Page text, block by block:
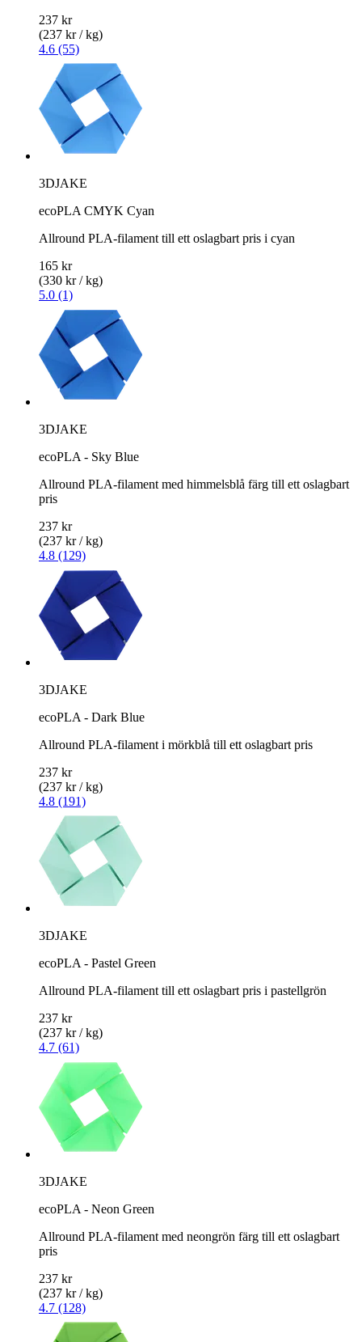
237 kr
(237 kr / kg)
4.6 (55)
3DJAKE
ecoPLA CMYK Cyan
Allround PLA-filament till ett oslagbart pris i cyan
165 kr
(330 kr / kg)
5.0 (1)
3DJAKE
ecoPLA - Sky Blue
Allround PLA-filament med himmelsblå färg till ett oslagbart
pris
237 kr
(237 kr / kg)
4.8 (129)
3DJAKE
ecoPLA - Dark Blue
Allround PLA-filament i mörkblå till ett oslagbart pris
237 kr
(237 kr / kg)
4.8 (191)
3DJAKE
ecoPLA - Pastel Green
Allround PLA-filament till ett oslagbart pris i pastellgrön
237 kr
(237 kr / kg)
4.7 (61)
3DJAKE
ecoPLA - Neon Green
Allround PLA-filament med neongrön färg till ett oslagbart
pris
237 kr
(237 kr / kg)
4.7 (128)